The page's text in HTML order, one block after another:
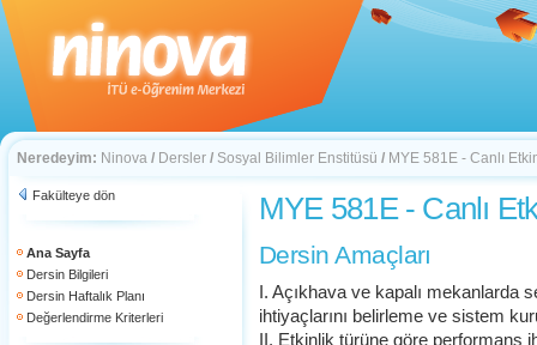
Neredeyim: Ninova / Dersler / Sosyal Bilimler Enstitüsü / MYE 581E - Canlı
Fakülteye dön
Ana Sayfa
Dersin Bilgileri
Dersin Haftalık Planı
Değerlendirme Kriterleri
MYE 581E - Canlı
Dersin Amaçları
I. Açıkhava ve kapalı
ihtiyaçlarını belirleme ve sistem
II. Etkinlik türüne göre performans